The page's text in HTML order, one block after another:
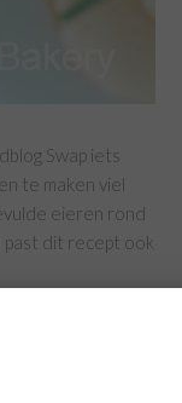
Swap iets
te maken viel
eieren rond
past dit recept ook